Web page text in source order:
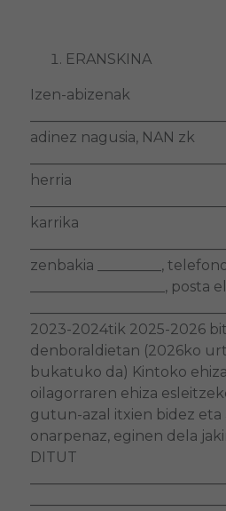
ERANSKINA
Izen-abizenak
adinez nagusia, NAN zk
herria
karrika
zenbakia _________,
___________________,
2023-2024tik 2025-2026
denboraldietan (2026ko
bukatuko da) Kintoko
oilagorraren ehiza
gutun-azal itxien bidez eta
onarpenaz, eginen dela
DITUT